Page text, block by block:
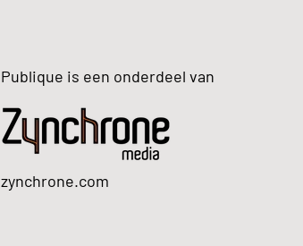
Publique is een onderdeel van
zynchrone.com